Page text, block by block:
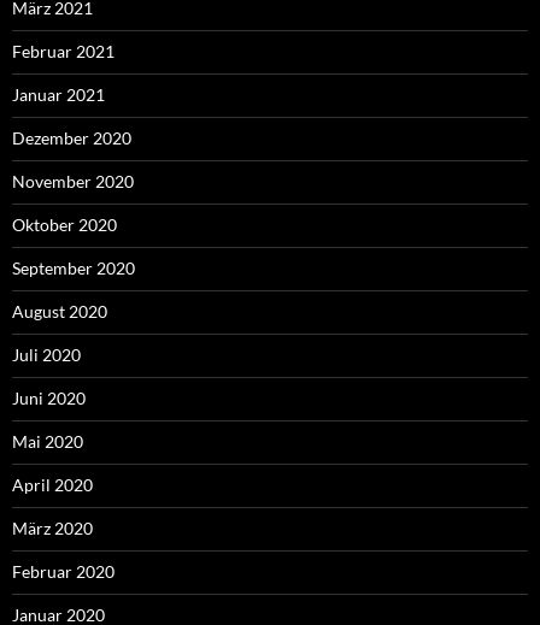
März 2021
Februar 2021
Januar 2021
Dezember 2020
November 2020
Oktober 2020
September 2020
August 2020
Juli 2020
Juni 2020
Mai 2020
April 2020
März 2020
Februar 2020
Januar 2020